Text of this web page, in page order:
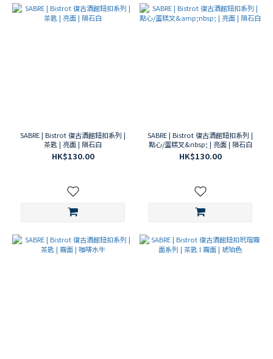
SABRE | Bistrot 復古酒館鈕扣系列 |
茶匙 | 亮面 | 隕石白
HK$130.00
SABRE | Bistrot 復古酒館鈕扣系列 |
點心/蛋糕叉&nbsp; | 亮面 | 隕石白
HK$130.00